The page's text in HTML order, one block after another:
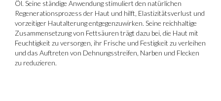
Öl. Seine ständige Anwendung stimuliert den natürlichen
Regenerationsprozess der Haut und hilft, Elastizitätsverlust und
vorzeitiger Hautalterung entgegenzuwirken. Seine reichhaltige
Zusammensetzung von Fettsäuren trägt dazu bei, die Haut mit
Feuchtigkeit zu versorgen, ihr Frische und Festigkeit zu verleihen
und das Auftreten von Dehnungsstreifen, Narben und Flecken
zu reduzieren.